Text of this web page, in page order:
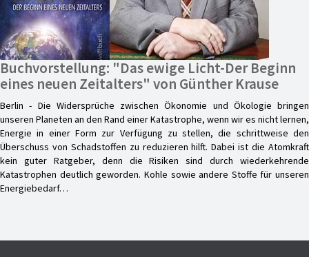
Buchvorstellung: "Das ewige Licht-Der Beginn
eines neuen Zeitalters" von Günther Krause
Berlin - Die Widersprüche zwischen Ökonomie und Ökologie bringen
unseren Planeten an den Rand einer Katastrophe, wenn wir es nicht lernen,
Energie in einer Form zur Verfügung zu stellen, die schrittweise den
Überschuss von Schadstoffen zu reduzieren hilft. Dabei ist die Atomkraft
kein guter Ratgeber, denn die Risiken sind durch wiederkehrende
Katastrophen deutlich geworden. Kohle sowie andere Stoffe für unseren
Energiebedarf…